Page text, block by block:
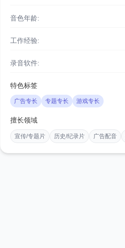
音色年龄:
工作经验:
录音软件:
特色标签
广告专长 专题专长 游戏专长
擅长领域
宣传/专题片 历史/纪录片 广告配音